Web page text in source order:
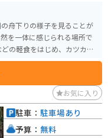
舟下りの様子を見ることが
を一体に感じられる場所で
川を眺めながら運転の疲れ
す。お土産も売ってるので
。
お気に入り
駐車： 駐車場あり
予算： 無料